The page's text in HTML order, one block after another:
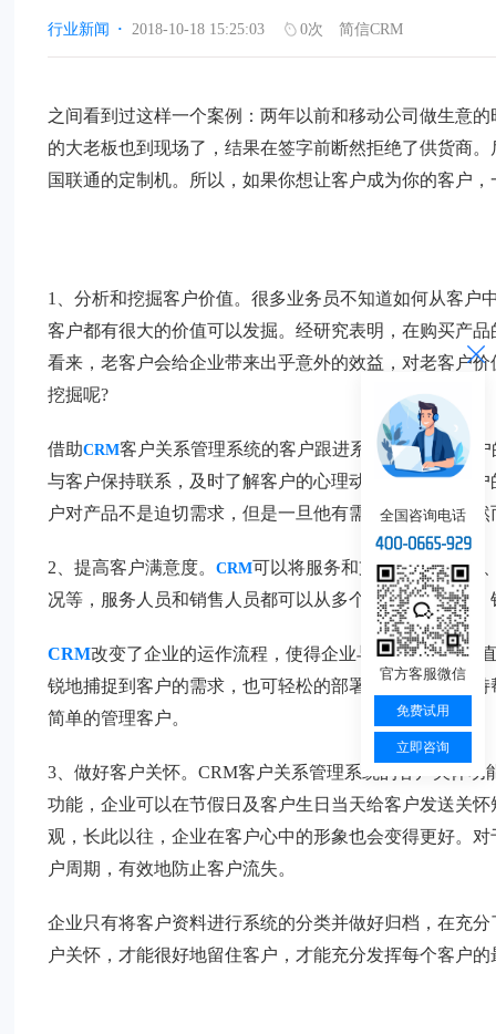
行业新闻 · 2018-10-18 15:25:03 0次 简信CRM
之间看到过这样一个案例：两年以前和移动公司做生意
的大老板也到现场了，结果在签字前断然拒绝了供货商
国联通的定制机。所以，如果你想让客户成为你的客户
1、分析和挖掘客户价值。很多业务员不知道如何从客
客户都有很大的价值可以发掘。经研究表明，在购买产
看来，老客户会给企业带来出乎意外的效益，对老客户
挖掘呢?
借助CRM客户关系管理系统的客户跟进系统有效防止客
与客户保持联系，及时了解客户的心理动态，加深与客
户对产品不是迫切需求，但是一旦他有需求的时候，自
2、提高客户满意度。CRM可以将服务和支持贯穿到售前
况等，服务人员和销售人员都可以从多个方面了解客户
CRM改变了企业的运作流程，使得企业与客户多种方式
锐地捕捉到客户的需求，也可轻松的部署在线服务，支
简单的管理客户。
3、做好客户关怀。CRM客户关系管理系统的客户关怀
功能，企业可以在节假日及客户生日当天给客户发送关
观，长此以往，企业在客户心中的形象也会变得更好。
户周期，有效地防止客户流失。
企业只有将客户资料进行系统的分类并做好归档，在充
户关怀，才能很好地留住客户，才能充分发挥每个客户
全国咨询电话
官方客服微信
免费试用
立即咨询